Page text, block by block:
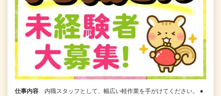
仕事内容
内職スタッフとして、幅広い軽作業を手がけてください。 ●